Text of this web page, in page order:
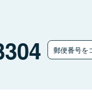
郵便番号を